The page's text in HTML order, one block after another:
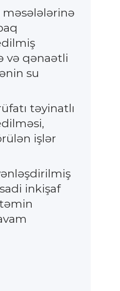
məsələlərinə
və qənaətli
su
təyinatlı
işlər
inkişaf
təmin